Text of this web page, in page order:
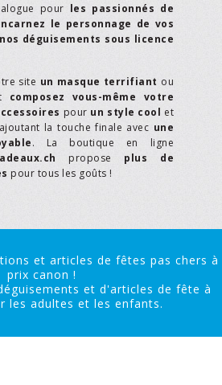
pour les passionnés de
le personnage de vos
nos déguisements sous licence
site un masque terrifiant ou
composez vous-même votre
pour un style cool et
la touche finale avec une
. La boutique en ligne
propose plus de
pour tous les goûts !
et articles de fêtes pas chers à
prix canon !
et d'articles de fête à
les adultes et les enfants.